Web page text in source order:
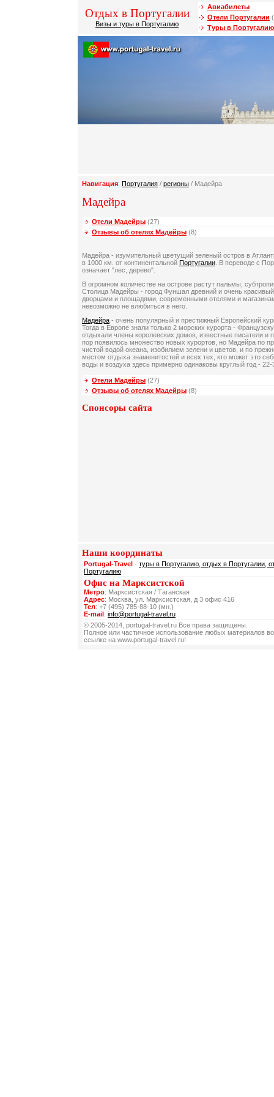
Отдых в Португалии
Визы и туры в Португалию
Авиабилеты
Отели Португалии
Туры в Португалию
Навигация: Португалия / регионы / Мадейра
Мадейра
Отели Мадейры (27)
Отзывы об отелях Мадейры (8)
Мадейра - изумительный цветущий зеленый остров в
в 1000 км. от континентальной Португалии. В переводе с
означает "лес, дерево".
В огромном количестве на острове растут пальмы,
Столица Мадейры - город Фуншал древний и очень
дворцами и площадями, современными отелями и
невозможно не влюбиться в него.
Мадейра - очень популярный и престижный Европейский
Тогда в Европе знали только 2 морских курорта -
отдыхали члены королевских домов, известные писатели и
пор появилось множество новых курортов, но Мадейра по
чистой водой океана, изобилием зелени и цветов, и по
местом отдыха знаменитостей и всех тех, кто может это
воды и воздуха здесь примерно одинаковы круглый год -
Отели Мадейры (27)
Отзывы об отелях Мадейры (8)
Спонсоры сайта
Наши координаты
Portugal-Travel - туры в Португалию, отдых в Португалии,
Португалию
Офис на Марксистской
Метро: Марксистская / Таганская
Адрес: Москва, ул. Марксистская, д 3 офис 416
Тел: +7 (495) 785-88-10 (мн.)
E-mail: info@portugal-travel.ru
© 2005-2014, portugal-travel.ru Все права защищены.
Полное или частичное использование любых материалов
ссылке на www.portugal-travel.ru!